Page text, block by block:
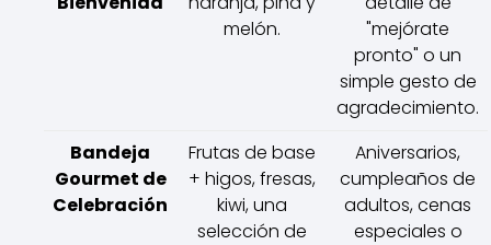
melón.
"mejórate
pronto" o un
simple gesto de
agradecimiento.
Bandeja
Gourmet de
Celebración
Frutas de base
+ higos, fresas,
kiwi, una
selección de
Aniversarios,
cumpleaños de
adultos, cenas
especiales o